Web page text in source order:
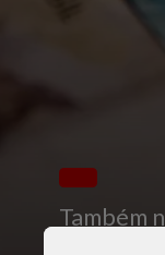
Também